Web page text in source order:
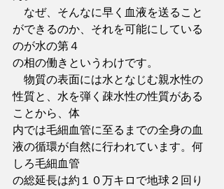
なぜ、そんなに早く血液を送ること
ができるのか、それを可能にしている
のが水の第４
の相の働きというわけです。
物質の表面には水となじむ親水性の
性質と、水を弾く疎水性の性質がある
ことから、体
内では毛細血管に至るまでの全身の血
液の循環が自然に行われています。何
しろ毛細血管
の総延長は約１０万キロで地球２回り